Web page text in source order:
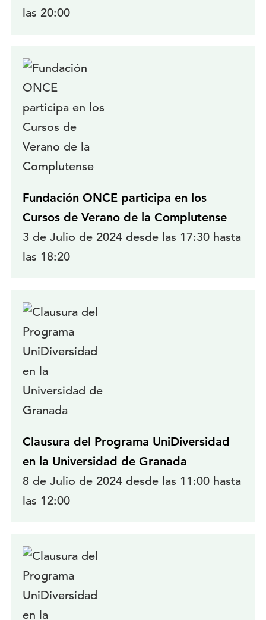
las 20:00
Fundación ONCE participa en los
Cursos de Verano de la Complutense
3 de Julio de 2024 desde las 17:30 hasta
las 18:20
Clausura del Programa UniDiversidad
en la Universidad de Granada
8 de Julio de 2024 desde las 11:00 hasta
las 12:00